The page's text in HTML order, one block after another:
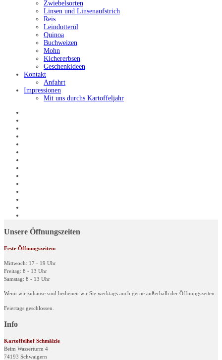
Zwiebelsorten
Linsen und Linsenaufstrich
Reis
Leindotteröl
Quinoa
Buchweizen
Mohn
Kichererbsen
Geschenkideen
Kontakt
Anfahrt
Impressionen
Mit uns durchs Kartoffeljahr
Unsere Öffnungszeiten
Feste Öffnungszeiten:
Mittwoch: 17 - 19 Uhr
Freitag: 8 - 13 Uhr
Samstag: 8 - 13 Uhr
Wenn wir zuhause sind bedienen wir Sie werktags auch gerne außerhalb der Öffnungszeiten.
Feiertags geschlossen.
Info
Kartoffelhof Schmälzle
Beim Wasserturm 4
74193 Schwaigern